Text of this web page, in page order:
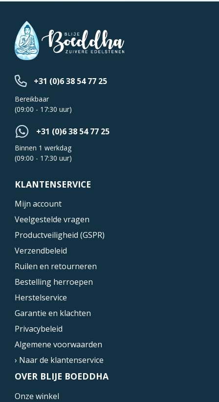
+31 (0)6 38 54 77 25
Bereikbaar
(09:00 - 17:30 uur)
+31 (0)6 38 54 77 25
Binnen 1 werkdag
(09:00 - 17:30 uur)
KLANTENSERVICE
Mijn account
Veelgestelde vragen
Productveiligheid (GSPR)
Verzendbeleid
Ruilen en retourneren
Bestelling herroepen
Herstelservice
Garantie en klachten
Privacybeleid
Algemene voorwaarden
› Naar de klantenservice
OVER BLIJE BOEDDHA
Onze winkel